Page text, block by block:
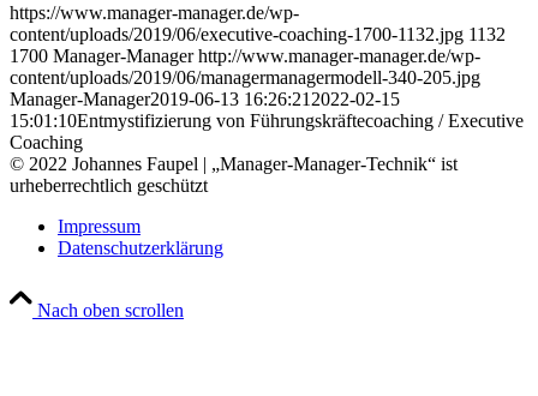
https://www.manager-manager.de/wp-
content/uploads/2019/06/executive-coaching-1700-1132.jpg 1132
1700 Manager-Manager http://www.manager-manager.de/wp-
content/uploads/2019/06/managermanagermodell-340-205.jpg
Manager-Manager2019-06-13 16:26:21 2022-02-15
15:01:10Entmystifizierung von Führungskräftecoaching / Executive
Coaching
© 2022 Johannes Faupel | „Manager-Manager-Technik“ ist
urheberrechtlich geschützt
Impressum
Datenschutzerklärung
Nach oben scrollen